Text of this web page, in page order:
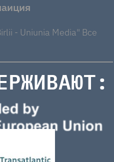
- Uniunia Media" Все